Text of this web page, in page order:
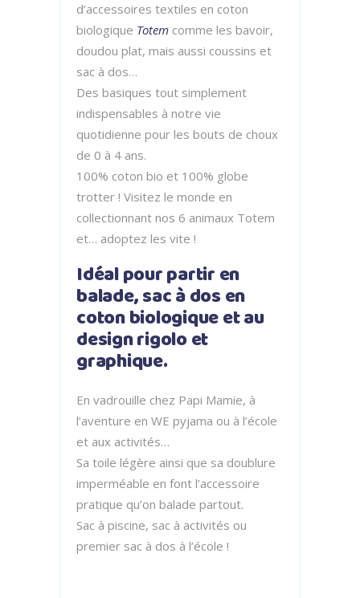
d’accessoires textiles en coton
biologique Totem comme les bavoir,
doudou plat, mais aussi coussins et
sac à dos…
Des basiques tout simplement
indispensables à notre vie
quotidienne pour les bouts de choux
de 0 à 4 ans.
100% coton bio et 100% globe
trotter ! Visitez le monde en
collectionnant nos 6 animaux Totem
et… adoptez les vite !
Idéal pour partir en
balade, sac à dos en
coton biologique et au
design rigolo et
graphique.
En vadrouille chez Papi Mamie, à
l’aventure en WE pyjama ou à l’école
et aux activités…
Sa toile légère ainsi que sa doublure
imperméable en font l’accessoire
pratique qu’on balade partout.
Sac à piscine, sac à activités ou
premier sac à dos à l’école !